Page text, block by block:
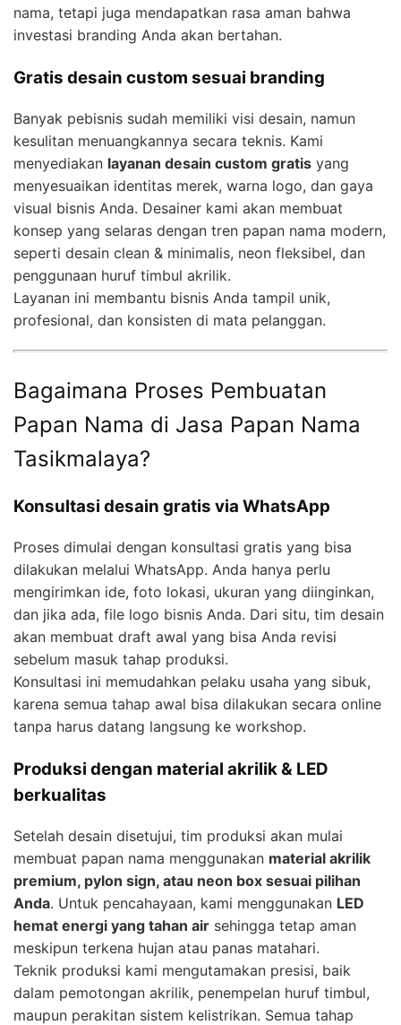
nama, tetapi juga mendapatkan rasa aman bahwa
investasi branding Anda akan bertahan.
Gratis desain custom sesuai branding
Banyak pebisnis sudah memiliki visi desain, namun
kesulitan menuangkannya secara teknis. Kami
menyediakan layanan desain custom gratis yang
menyesuaikan identitas merek, warna logo, dan gaya
visual bisnis Anda. Desainer kami akan membuat
konsep yang selaras dengan tren papan nama modern,
seperti desain clean & minimalis, neon fleksibel, dan
penggunaan huruf timbul akrilik.
Layanan ini membantu bisnis Anda tampil unik,
profesional, dan konsisten di mata pelanggan.
Bagaimana Proses Pembuatan
Papan Nama di Jasa Papan Nama
Tasikmalaya?
Konsultasi desain gratis via WhatsApp
Proses dimulai dengan konsultasi gratis yang bisa
dilakukan melalui WhatsApp. Anda hanya perlu
mengirimkan ide, foto lokasi, ukuran yang diinginkan,
dan jika ada, file logo bisnis Anda. Dari situ, tim desain
akan membuat draft awal yang bisa Anda revisi
sebelum masuk tahap produksi.
Konsultasi ini memudahkan pelaku usaha yang sibuk,
karena semua tahap awal bisa dilakukan secara online
tanpa harus datang langsung ke workshop.
Produksi dengan material akrilik & LED
berkualitas
Setelah desain disetujui, tim produksi akan mulai
membuat papan nama menggunakan material akrilik
premium, pylon sign, atau neon box sesuai pilihan
Anda. Untuk pencahayaan, kami menggunakan LED
hemat energi yang tahan air sehingga tetap aman
meskipun terkena hujan atau panas matahari.
Teknik produksi kami mengutamakan presisi, baik
dalam pemotongan akrilik, penempelan huruf timbul,
maupun perakitan sistem kelistrikan. Semua tahap